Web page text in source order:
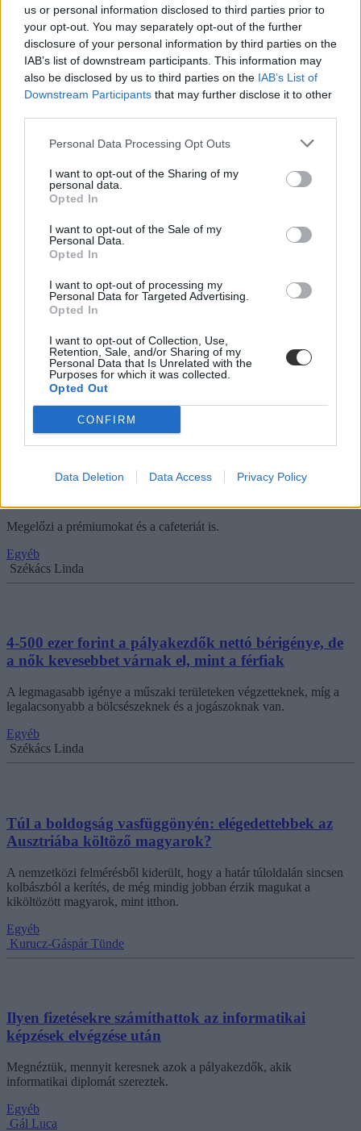
us or personal information disclosed to third parties prior to
your opt-out. You may separately opt-out of the further
disclosure of your personal information by third parties on the
IAB’s list of downstream participants. This information may
also be disclosed by us to third parties on the IAB’s List of
Downstream Participants that may further disclose it to other
Personal Data Processing Opt Outs
I want to opt-out of the Sharing of my
personal data.
Opted In
I want to opt-out of the Sale of my
Personal Data.
Opted In
I want to opt-out of processing my
Personal Data for Targeted Advertising.
Opted In
I want to opt-out of Collection, Use,
Retention, Sale, and/or Sharing of my
Personal Data that Is Unrelated with the
Purposes for which it was collected.
Opted Out
CONFIRM
Data Deletion Data Access Privacy Policy
A szakképzésben tanuló diákoknál meddig jár a
családi pótlék?
A családi pótlék szempontjából nem mindegy, hogy érettségi után
maradtok a szakképzésben, hogy szakmát szerezzetek vagy
Kurucz-Gáspár Tünde
Nem ezek a legjobban fizető szakok - ennyit
kereshettek a három legnépszerűbb egyetemi
diplomával
Az, hogy mennyi fizetésre számíthattok, nagyon is fontos szempont
a pályaválasztáskor, hiszen sajnos nem mindegy, hogy nettó
háromszázezer forintból kell egy hónapban megélnetek, vagy nettó
használva megnéztük, milyen fizetésekre számíthatnak azok, akik az
idei három legnépszerűbb alapszak valamelyikére kerültek be.
Székács Linda
Az extra szabadnapoknál és a bónuszoknál is
Megelőzi a prémiumokat és a cafeteriát is.
Egyéb
Székács Linda
4-500 ezer forint a pályakezdők nettó bérigénye, de
a nők kevesebbet várnak el, mint a férfiak
A legmagasabb igénye a műszaki területeken végzetteknek, míg a
legalacsonyabb a bölcsészeknek és a jogászoknak van.
Egyéb
Székács Linda
Túl a boldogság vasfüggönyén: elégedettebbek az
Ausztriába költöző magyarok?
A nemzetközi felmérésből kiderült, hogy a határ túloldalán sincsen
kolbászból a kerítés, de még mindig jobban érzik magukat a
kiköltözött magyarok, mint itthon.
Egyéb
Kurucz-Gáspár Tünde
Ilyen fizetésekre számíthattok az informatikai
képzések elvégzése után
Megnéztük, mennyit keresnek azok a pályakezdők, akik
informatikai diplomát szereztek.
Egyéb
Gál Luca